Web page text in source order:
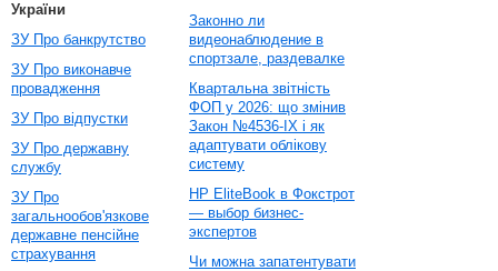
України
ЗУ Про банкрутство
ЗУ Про виконавче
провадження
ЗУ Про відпустки
ЗУ Про державну
службу
ЗУ Про
загальнообов'язкове
державне пенсійне
страхування
Законно ли
видеонаблюдение в
спортзале, раздевалке
Квартальна звітність
ФОП у 2026: що змінив
Закон №4536-IX і як
адаптувати облікову
систему
HP EliteBook в Фокстрот
— выбор бизнес-
экспертов
Чи можна запатентувати